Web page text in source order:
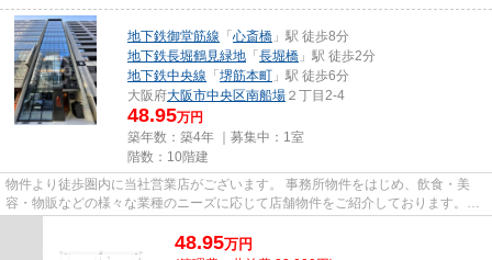
地下鉄御堂筋線 「心斎橋 」駅 徒歩8分
地下鉄長堀鶴見緑地 「長堀橋 」駅 徒歩2分
地下鉄中央線 「堺筋本町 」駅 徒歩6分
大阪府大阪市中央区南船場 ２丁目2-4
48.95万円
築年数：築4年 ｜募集中： 1室
階数：10階建
物件より徒歩圏内に当社営業店がございます。 事務所物件をはじめ、飲食・美
容・物販などの様々な業種のニーズに応じて店舗物件をご紹介しております。
尚、弊社ではおとり広告は一切...
48.95万円